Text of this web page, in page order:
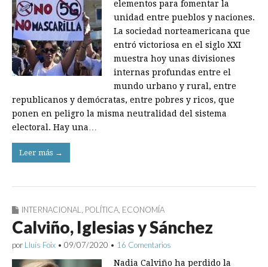
elementos para fomentar la
unidad entre pueblos y naciones.
La sociedad norteamericana que
entró victoriosa en el siglo XXI
muestra hoy unas divisiones
internas profundas entre el
mundo urbano y rural, entre
republicanos y demócratas, entre pobres y ricos, que
ponen en peligro la misma neutralidad del sistema
electoral. Hay una…
Leer más →
INTERNACIONAL, POLÍTICA, ECONOMÍA
Calviño, Iglesias y Sánchez
por Lluís Foix • 09/07/2020 • 16 Comentarios
Nadia Calviño ha perdido la